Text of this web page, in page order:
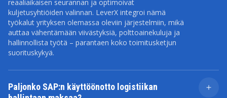
reaaliaikaisen seurannan ja optimoivat
kuljetusyhtiöiden valinnan. LeverX integroi nämä
työkalut yrityksen olemassa oleviin järjestelmiin, mikä
auttaa vähentämään viivästyksiä, polttoainekuluja ja
hallinnollista työtä – parantaen koko toimitusketjun
suorituskykyä.
Paljonko SAP:n käyttöönotto logistiikan